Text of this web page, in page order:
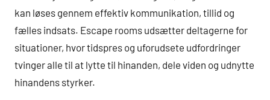
kan løses gennem effektiv kommunikation, tillid og
fælles indsats. Escape rooms udsætter deltagerne for
situationer, hvor tidspres og uforudsete udfordringer
tvinger alle til at lytte til hinanden, dele viden og udnytte
hinandens styrker.